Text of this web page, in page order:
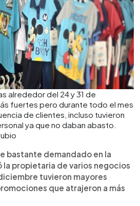
alrededor del 24 y 31 de
fuertes pero durante todo el mes
de clientes, incluso tuvieron
ya que no daban abasto.
bastante demandado en la
la propietaria de varios negocios
tuvieron mayores
que atrajeron a más